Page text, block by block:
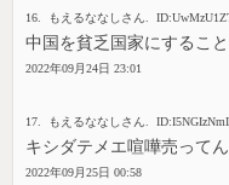
16. もえるななしさん.
中国を貧乏国家にするこ
2022年09月24日 23:01
17. もえるななしさん. ID:I5NGIzNmI
キシダテメエ喧嘩売って
2022年09月25日 00:58